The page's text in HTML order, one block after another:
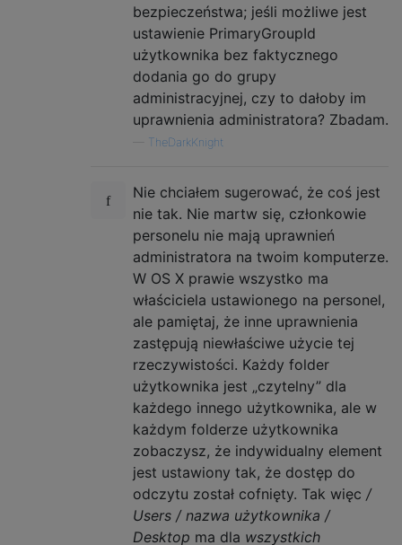
bezpieczeństwa; jeśli możliwe jest
ustawienie PrimaryGroupId
użytkownika bez faktycznego
dodania go do grupy
administracyjnej, czy to dałoby im
uprawnienia administratora? Zbadam.
TheDarkKnight
Nie chciałem sugerować, że coś jest
nie tak. Nie martw się, członkowie
personelu nie mają uprawnień
administratora na twoim komputerze.
W OS X prawie wszystko ma
właściciela ustawionego na personel,
ale pamiętaj, że inne uprawnienia
zastępują niewłaściwe użycie tej
rzeczywistości. Każdy folder
użytkownika jest „czytelny” dla
każdego innego użytkownika, ale w
każdym folderze użytkownika
zobaczysz, że indywidualny element
jest ustawiony tak, że dostęp do
odczytu został cofnięty. Tak więc /
Users / nazwa użytkownika /
Desktop ma dla wszystkich